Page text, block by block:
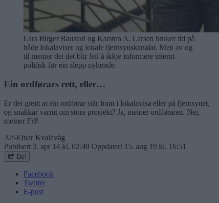
Lars Birger Baustad og Karsten A. Larsen bruker tid på
både lokalaviser og lokale fjernsynskanalar. Men av og
til meiner dei det blir feil å ikkje informere internt
politisk før ein slepp nyhende.
Ein ordførars rett, eller…
Er det greitt at ein ordførar står fram i lokalavisa eller på fjernsynet,
og snakkar varmt om store prosjekt? Ja, meiner ordføraren. Nei,
meiner FrP.
Alf-Einar Kvalavåg
Publisert 3. apr 14 kl. 02:40 Oppdatert 15. aug 19 kl. 16:51
Del
Facebook
Twitter
E-post